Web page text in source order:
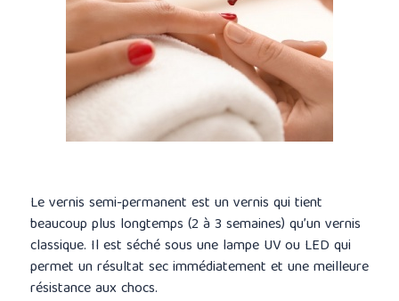
Le vernis semi-permanent est un vernis qui tient
beaucoup plus longtemps (2 à 3 semaines) qu’un vernis
classique. Il est séché sous une lampe UV ou LED qui
permet un résultat sec immédiatement et une meilleure
résistance aux chocs.